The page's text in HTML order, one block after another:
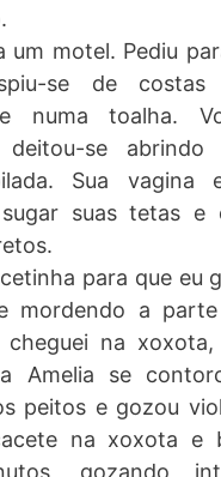
um motel. Pediu
se de
numa toalha.
se abrindo
Sua vagina
suas tetas e
para que eu
mordendo a
cheguei na
Amelia se
peitos e gozou
na xoxota e
gozando